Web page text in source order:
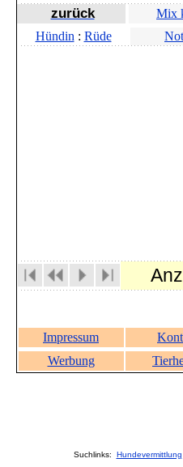
zurück Mix
Hündin : Rüde
Impressum
Werbung
Suchlinks: Hundevermittlung